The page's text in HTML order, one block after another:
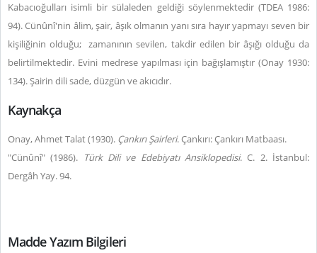
Kabacıoğulları isimli bir sülaleden geldiği söylenmektedir (TDEA 1986:
94). Cünûnî'nin âlim, şair, âşık olmanın yanı sıra hayır yapmayı seven bir
kişiliğinin olduğu; zamanının sevilen, takdir edilen bir âşığı olduğu da
belirtilmektedir. Evini medrese yapılması için bağışlamıştır (Onay 1930:
134). Şairin dili sade, düzgün ve akıcıdır.
Kaynakça
Onay, Ahmet Talat (1930). Çankırı Şairleri. Çankırı: Çankırı Matbaası.
"Cünûnî" (1986). Türk Dili ve Edebiyatı Ansiklopedisi. C. 2. İstanbul:
Dergâh Yay. 94.
Madde Yazım Bilgileri